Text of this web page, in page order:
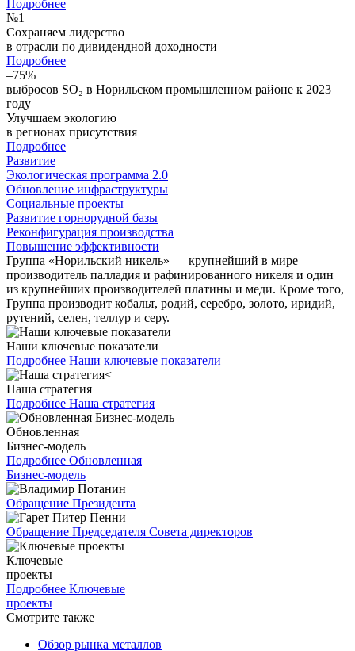
Подробнее
№1
Сохраняем лидерство
в отрасли по дивидендной доходности
Подробнее
–75%
выбросов SO₂ в Норильском промышленном районе к 2023
году
Улучшаем экологию
в регионах присутствия
Подробнее
Развитие
Экологическая программа 2.0
Обновление инфраструктуры
Социальные проекты
Развитие горнорудной базы
Реконфигурация производства
Повышение эффективности
Группа «Норильский никель» — крупнейший в мире
производитель палладия и рафинированного никеля и один
из крупнейших производителей платины и меди. Кроме того,
Группа производит кобальт, родий, серебро, золото, иридий,
рутений, селен, теллур и серу.
Наши ключевые показатели
Подробнее Наши ключевые показатели
Наша стратегия
Подробнее Наша стратегия
Обновленная
Бизнес-модель
Подробнее Обновленная
Бизнес-модель
Обращение Президента
Обращение Председателя Совета директоров
Ключевые
проекты
Подробнее Ключевые
проекты
Смотрите также
Обзор рынка металлов